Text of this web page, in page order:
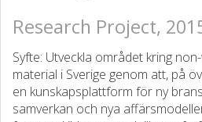
Research Project,
Syfte: Utveckla området kring
material i Sverige genom att, på
en kunskapsplattform för ny
samverkan och nya